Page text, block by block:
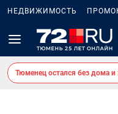
НЕДВИЖИМОСТЬ
Тюменец остался без дома и